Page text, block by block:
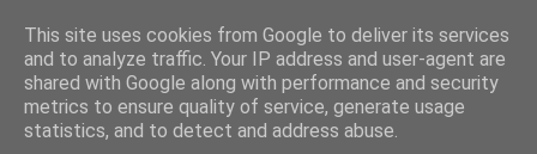
Fyren
Fyren finns för att sprida ljus i mörkret
För att påminna om guldkanterna i tillvaron
This site uses cookies from Google to deliver its services
and to analyze traffic. Your IP address and user-agent are
shared with Google along with performance and security
metrics to ensure quality of service, generate usage
statistics, and to detect and address abuse.